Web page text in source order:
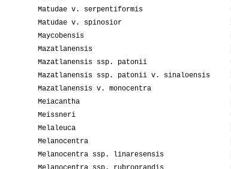
Matudae v. serpentiformis
Matudae v. spinosior
Maycobensis
Mazatlanensis
Mazatlanensis ssp. patonii
Mazatlanensis ssp. patonii v. sinaloensis
Mazatlanensis v. monocentra
Meiacantha
Meissneri
Melaleuca
Melanocentra
Melanocentra ssp. linaresensis